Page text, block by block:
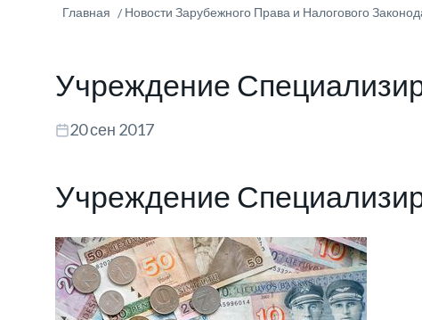
Главная Новости Зарубежного Права и Налогового
Учреждение
20 сен 2017
Учреждение